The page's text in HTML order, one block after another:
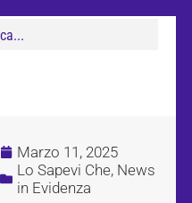
Marzo 11, 2025
Lo Sapevi Che, News
in Evidenza